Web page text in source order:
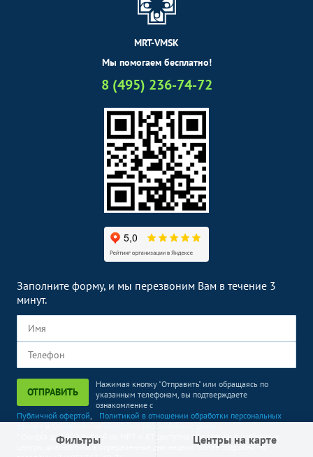
Фильтры Центры на карте
MRT-VMSK
Мы помогаем бесплатно!
8 (495) 236-74-72
Заполните форму, и мы перезвоним Вам в течение 3
минут.
ОТПРАВИТЬ
Нажимая кнопку "Отправить" или обращаясь по
указанным телефонам, вы подтверждаете
ознакомление с
Публичной офертой,
Политикой в отношении обработки персональных
Согласием на обработку персональных данных
* Скидка до 1000 рублей на МРТ и КТ доступна при записи в избранные
центры диагностики в определенные дни недели. Более подробно по